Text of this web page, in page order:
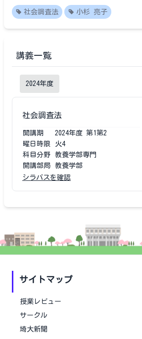
社会調査法 小杉 亮子
講義一覧
2024年度
社会調査法
開講期 2024年度 第1第2
曜日時限
火4
科目分野
教養学部専門
開講部局
教養学部
シラバスを確認
サイトマップ
授業レビュー
サークル
埼大新聞